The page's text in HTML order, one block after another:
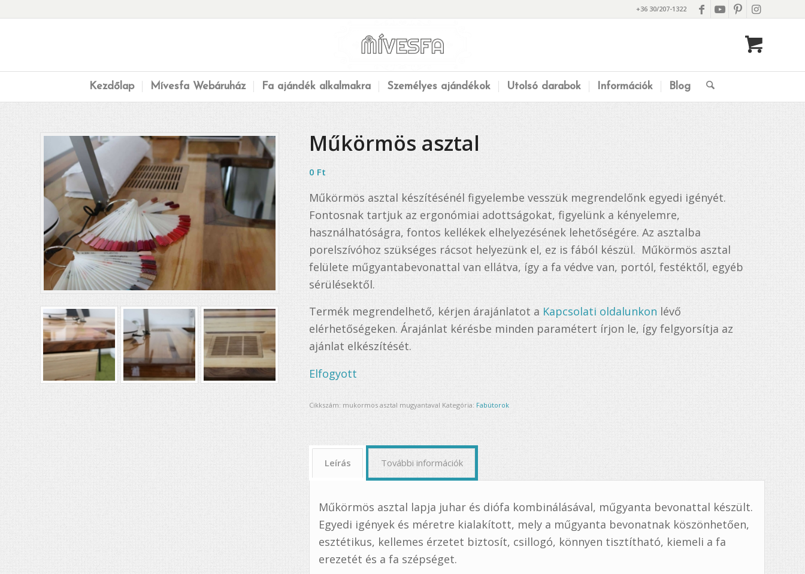
+36 30/207-1322
Kezdőlap Mívesfa Webáruház Fa ajándék alkalmakra Személyes ajándékok Utolsó darabok Információk Blog
Műkörmös asztal
0 Ft
Műkörmös asztal készítésénél figyelembe vesszük megrendelőnk egyedi igényét.
Fontosnak tartjuk az ergonómiai adottságokat, figyelünk a kényelemre,
használhatóságra, fontos kellékek elhelyezésének lehetőségére. Az asztalba
porelszívóhoz szükséges rácsot helyezünk el, ez is fából készül. Műkörmös asztal
felülete műgyantabevonattal van ellátva, így a fa védve van, portól, festéktől, egyéb
sérülésektől.
Termék megrendelhető, kérjen árajánlatot a Kapcsolati oldalunkon lévő
elérhetőségeken. Árajánlat kérésbe minden paramétert írjon le, így felgyorsítja az
ajánlat elkészítését.
Elfogyott
Cikkszám: mukormos asztal mugyantaval Kategória: Fabútorok
Leírás További információk
Műkörmös asztal lapja juhar és diófa kombinálásával, műgyanta bevonattal készült.
Egyedi igények és méretre kialakított, mely a műgyanta bevonatnak köszönhetően,
esztétikus, kellemes érzetet biztosít, csillogó, könnyen tisztítható, kiemeli a fa
erezetét és a fa szépséget.